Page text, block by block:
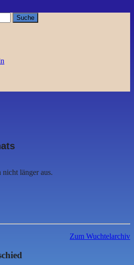
länger aus.
Zum Wuchtelarchiv